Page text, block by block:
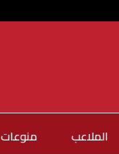
الملاعب منوعات